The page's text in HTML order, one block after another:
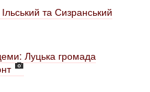
та Сизранський
Луцька громада